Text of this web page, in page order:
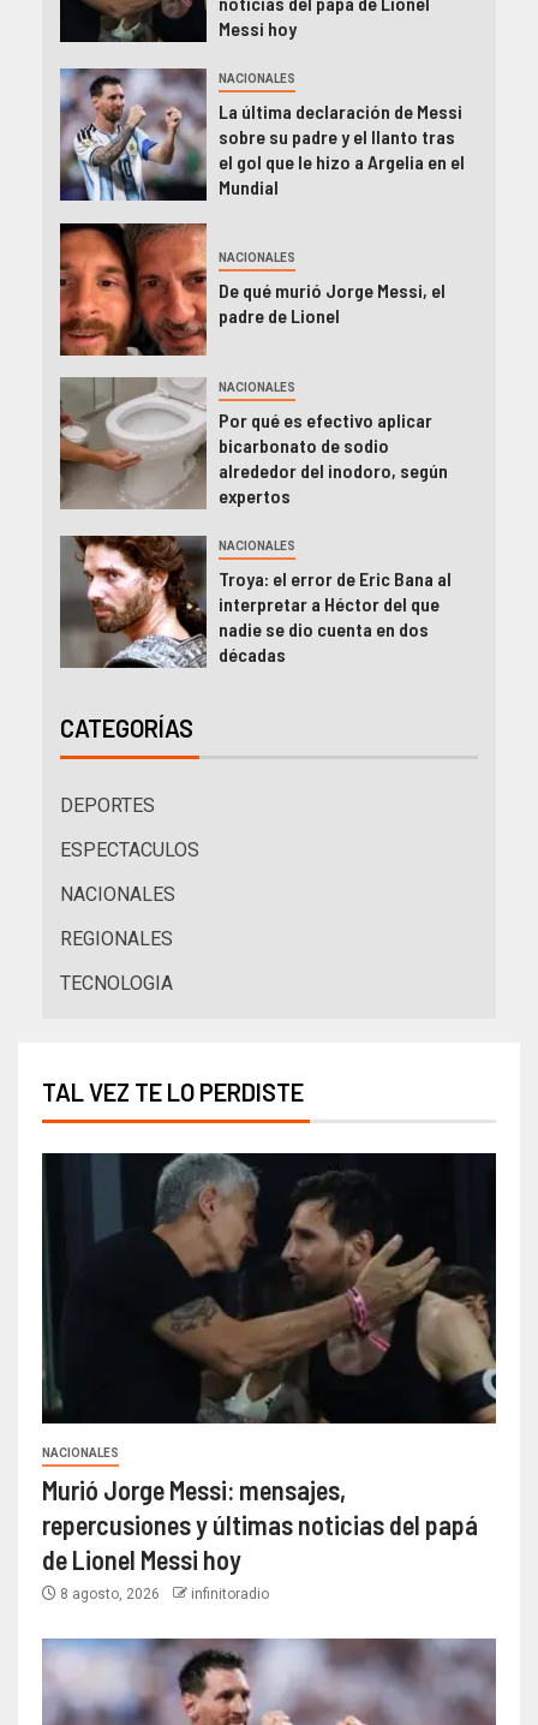
Messi hoy
NACIONALES
La última declaración de Messi
sobre su padre y el llanto tras
el gol que le hizo a Argelia en el
Mundial
NACIONALES
De qué murió Jorge Messi, el
padre de Lionel
NACIONALES
Por qué es efectivo aplicar
bicarbonato de sodio
alrededor del inodoro, según
expertos
NACIONALES
Troya: el error de Eric Bana al
interpretar a Héctor del que
nadie se dio cuenta en dos
décadas
CATEGORÍAS
DEPORTES
ESPECTACULOS
NACIONALES
REGIONALES
TECNOLOGIA
TAL VEZ TE LO PERDISTE
NACIONALES
Murió Jorge Messi: mensajes,
repercusiones y últimas noticias del papá
de Lionel Messi hoy
8 agosto, 2026 infinitoradio